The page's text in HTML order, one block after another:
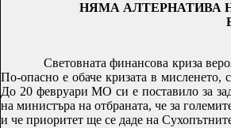
НЯМА АЛТЕРНАТИВА
Световната финансова криза
По-опасно е обаче кризата в
До 20 февруари МО си е поставило за
на министъра на отбраната, че за
и че приоритет ще се даде на